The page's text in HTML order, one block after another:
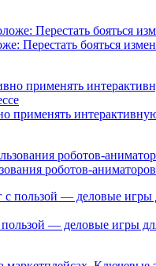
Перестать бояться измен
применять
роботов-аниматоров
— деловые игры